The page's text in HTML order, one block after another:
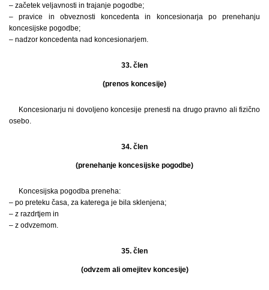
– začetek veljavnosti in trajanje pogodbe;
– pravice in obveznosti koncedenta in koncesionarja po prenehanju
koncesijske pogodbe;
– nadzor koncedenta nad koncesionarjem.
33. člen
(prenos koncesije)
Koncesionarju ni dovoljeno koncesije prenesti na drugo pravno ali fizično
osebo.
34. člen
(prenehanje koncesijske pogodbe)
Koncesijska pogodba preneha:
– po preteku časa, za katerega je bila sklenjena;
– z razdrtjem in
– z odvzemom.
35. člen
(odvzem ali omejitev koncesije)